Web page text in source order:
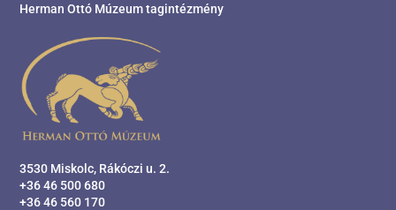
Herman Ottó Múzeum tagintézmény
3530 Miskolc, Rákóczi u. 2.
+36 46 500 680
+36 46 560 170